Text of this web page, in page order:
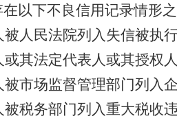
以下不良信用记录情形
人民法院列入失信被执行
其法定代表人或其授权
市场监督管理部门列入企
税务部门列入重大税收